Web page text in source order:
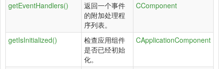
getEventHandlers()
返回一个事件
的附加处理程
序列表。
CComponent
getIsInitialized()
检查应用组件
是否已经初始
化。
CApplicationComponent